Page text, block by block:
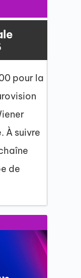
pour la
À suivre
de